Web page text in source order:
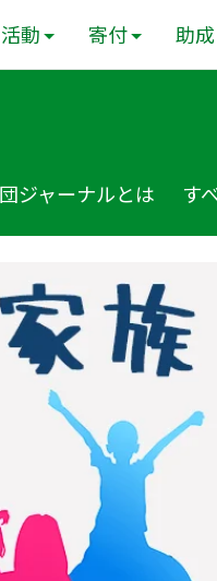
活動 寄付 助成
ジャーナルとは す